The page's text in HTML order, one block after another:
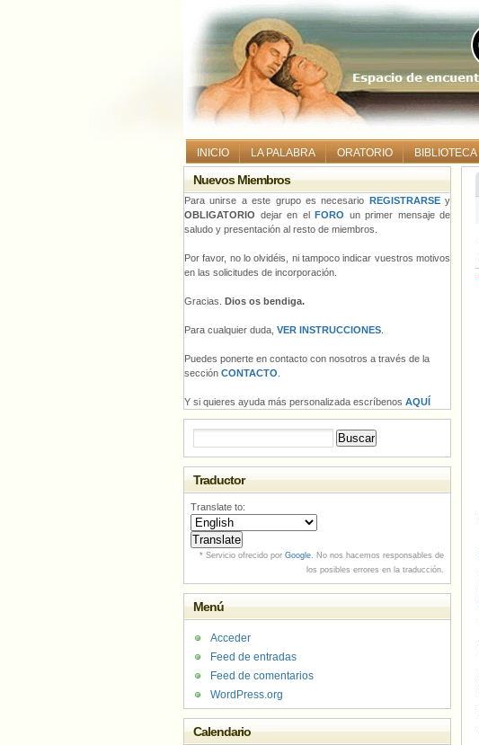
INICIO LA PALABRA ORATORIO BIBLIOTECA
Nuevos Miembros
Para unirse a este grupo es necesario REGISTRARSEy
OBLIGATORIO dejar en el FORO un primer mensaje de
saludo y presentación al resto de miembros.
Por favor, no lo olvidéis, ni tampoco indicar vuestros motivos
en las solicitudes de incorporación.
Gracias. Dios os bendiga.
Para cualquier duda, VER INSTRUCCIONES
Puedes ponerte en contacto con nosotros a través de la
sección CONTACTO
Y si quieres ayuda más personalizada escríbenos AQUÍ
Traductor
Translate to:
* Servicio ofrecido por Google. No nos hacemos responsables de
los posibles errores en la traducción.
Menú
Acceder
Feed de entradas
Feed de comentarios
WordPress.org
Calendario